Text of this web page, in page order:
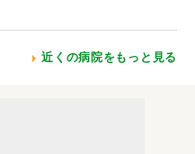
近くの病院をもっと見る